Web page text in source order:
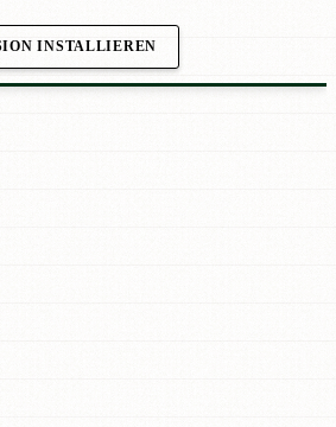
INSTALLIEREN